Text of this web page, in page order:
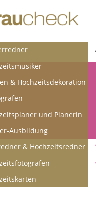
& Hochzeitsdekoration
und Planerin
Ausbildung
& Hochzeitsredner